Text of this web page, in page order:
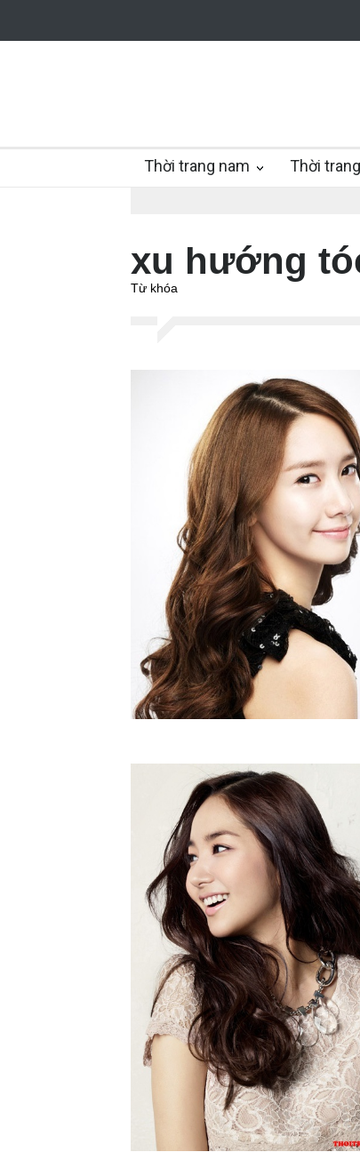
Thời trang nam Thời
xu hướng
Từ khóa